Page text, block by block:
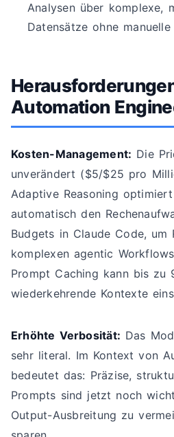
Analysen über komplexe,
Datensätze ohne
Automation
Kosten-Management: Die
unverändert ($5/$25 pro
Adaptive Reasoning
automatisch den
Budgets in Claude Code, um
komplexen agentic
Prompt Caching kann bis zu
wiederkehrende Kontexte
Erhöhte Verbosität: Das
sehr literal. Im Kontext von
bedeutet das: Präzise,
Prompts sind jetzt noch
Output-Ausbreitung zu